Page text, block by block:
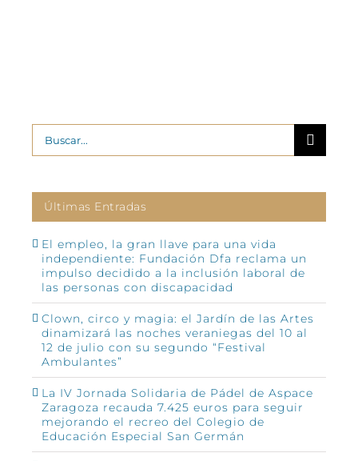
Buscar:
Últimas Entradas
El empleo, la gran llave para una vida
independiente: Fundación Dfa reclama un
impulso decidido a la inclusión laboral de
las personas con discapacidad
Clown, circo y magia: el Jardín de las Artes
dinamizará las noches veraniegas del 10 al
12 de julio con su segundo “Festival
Ambulantes”
La IV Jornada Solidaria de Pádel de Aspace
Zaragoza recauda 7.425 euros para seguir
mejorando el recreo del Colegio de
Educación Especial San Germán